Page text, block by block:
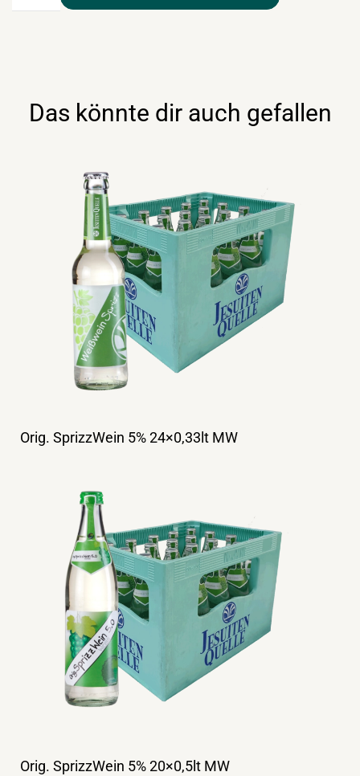
Menge
Das könnte dir auch gefallen
Orig. SprizzWein 5% 24×0,33lt MW
Orig. SprizzWein 5% 20×0,5lt MW